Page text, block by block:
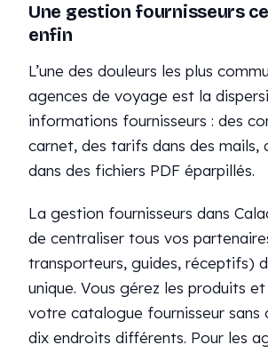
Une gestion fournisseurs
enfin
L’une des douleurs les plus
agences de voyage est la
informations fournisseurs : des
carnet, des tarifs dans des mails,
dans des fichiers PDF éparpillés.
La gestion fournisseurs dans
de centraliser tous vos
transporteurs, guides, réceptifs)
unique. Vous gérez les produits
votre catalogue fournisseur sans
dix endroits différents. Pour les